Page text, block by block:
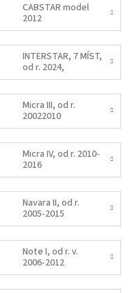
CABSTAR model
2012
INTERSTAR, 7 MÍST,
od r. 2024,
Micra III, od r.
20022010
Micra IV, od r. 2010-
2016
Navara II, od r.
2005-2015
Note I, od r. v.
2006-2012